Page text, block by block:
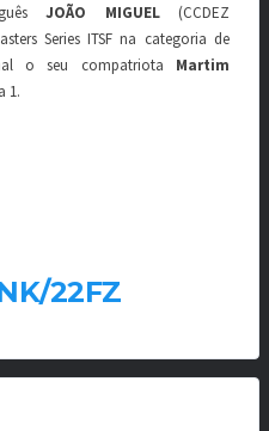
JOÃO MIGUEL (CCDEZ
Series ITSF na categoria de
o seu compatriota Martim
1.
22FZ